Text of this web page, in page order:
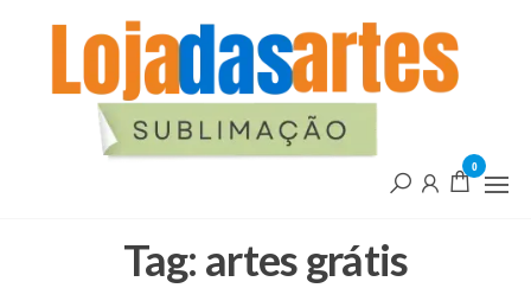
conteúdo
0
Tag: artes grátis